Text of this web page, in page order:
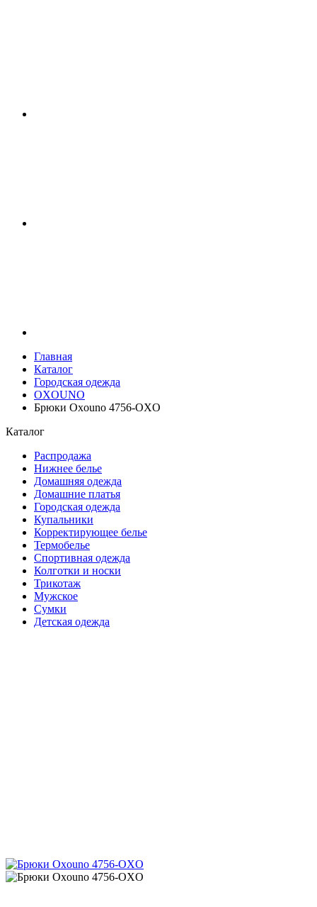
Главная
Каталог
Городская одежда
OXOUNO
Брюки Oxouno 4756-OXO
Каталог
Распродажа
Нижнее белье
Домашняя одежда
Домашние платья
Городская одежда
Купальники
Корректирующее белье
Термобелье
Спортивная одежда
Колготки и носки
Трикотаж
Мужское
Сумки
Детская одежда